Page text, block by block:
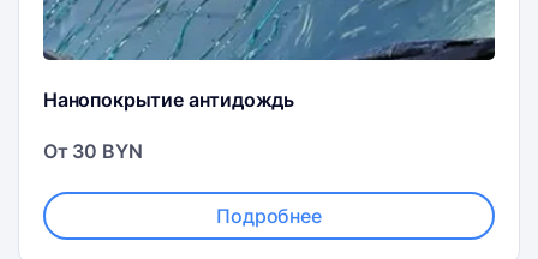
Нанопокрытие антидождь
От 30 BYN
Подробнее